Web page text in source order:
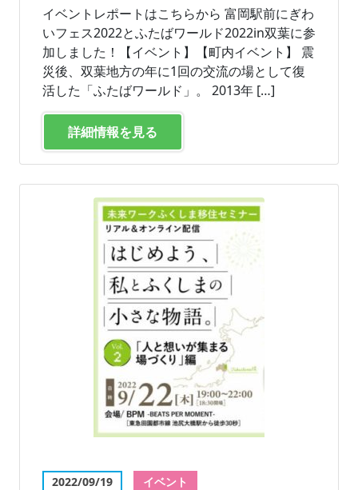
イベントレポートはこちらから 富岡駅前にぎわ
いフェス2022とふたばワールド2022in双葉に参
加しました！【イベント】【町内イベント】 震
災後、双葉地方の年に1回の交流の場として復
活した「ふたばワールド」。 2013年 […]
詳細情報を見る
2022/09/19 イベント